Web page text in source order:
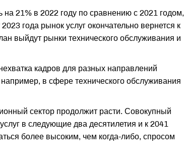
на 21% в 2022 году по сравнению с 2021 годом,
года рынок услуг окончательно вернется к
выйдут рынки технического обслуживания и
кадров для разных направлений
в сфере технического обслуживания
сектор продолжит расти. Совокупный
в следующие два десятилетия и к 2041
более высоким, чем когда-либо, спросом